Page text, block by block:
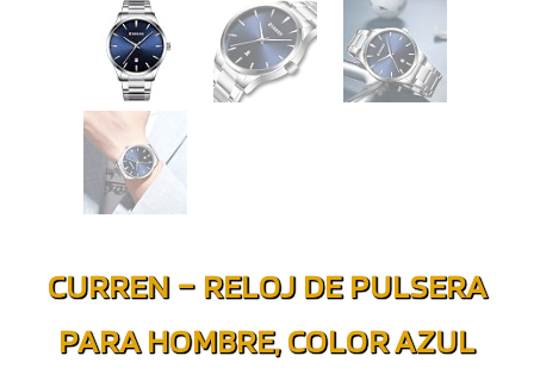
CURREN – RELOJ DE PULSERA
PARA HOMBRE, COLOR AZUL